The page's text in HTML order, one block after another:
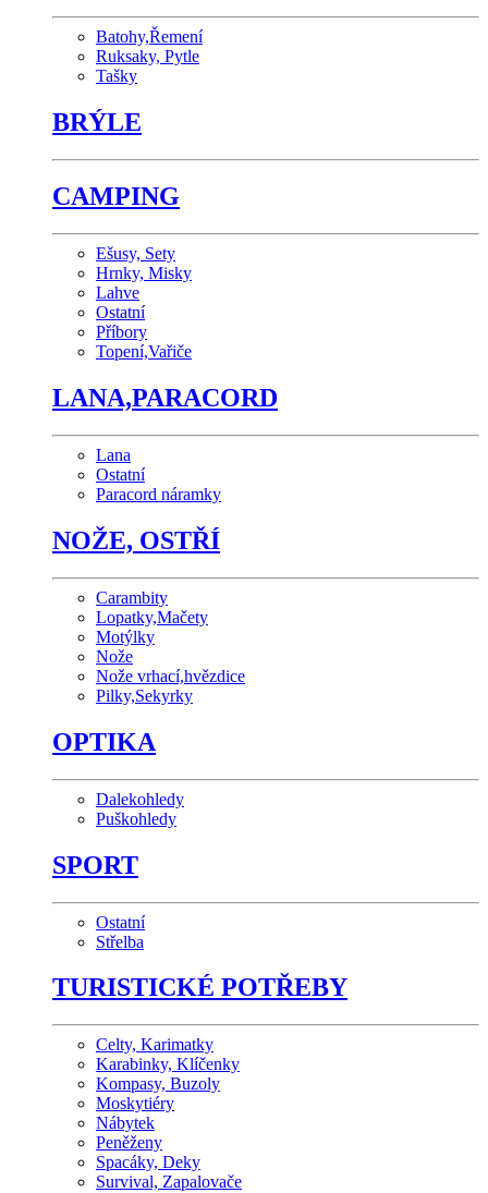
Batohy,Řemení
Ruksaky, Pytle
Tašky
BRÝLE
CAMPING
Ešusy, Sety
Hrnky, Misky
Lahve
Ostatní
Příbory
Topení,Vařiče
LANA,PARACORD
Lana
Ostatní
Paracord náramky
NOŽE, OSTŘÍ
Carambity
Lopatky,Mačety
Motýlky
Nože
Nože vrhací,hvězdice
Pilky,Sekyrky
OPTIKA
Dalekohledy
Puškohledy
SPORT
Ostatní
Střelba
TURISTICKÉ POTŘEBY
Celty, Karimatky
Karabinky, Klíčenky
Kompasy, Buzoly
Moskytiéry
Nábytek
Peněženy
Spacáky, Deky
Survival, Zapalovače